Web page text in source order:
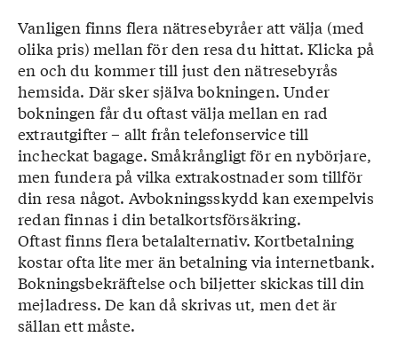
Vanligen finns flera nätresebyråer att välja (med
olika pris) mellan för den resa du hittat. Klicka på
en och du kommer till just den nätresebyrås
hemsida. Där sker själva bokningen. Under
bokningen får du oftast välja mellan en rad
extrautgifter – allt från telefonservice till
incheckat bagage. Småkrångligt för en nybörjare,
men fundera på vilka extrakostnader som tillför
din resa något. Avbokningsskydd kan exempelvis
redan finnas i din betalkortsförsäkring.
Oftast finns flera betalalternativ. Kortbetalning
kostar ofta lite mer än betalning via internetbank.
Bokningsbekräftelse och biljetter skickas till din
mejladress. De kan då skrivas ut, men det är
sällan ett måste.